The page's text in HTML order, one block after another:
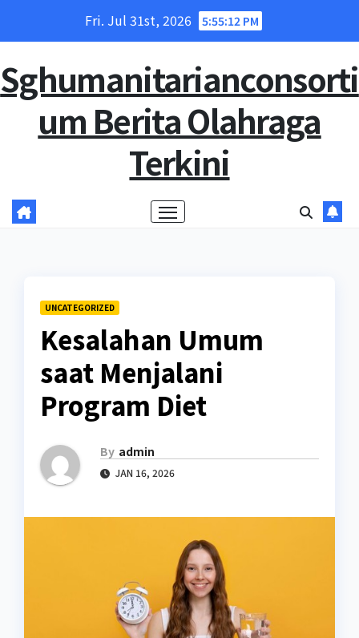
Fri. Jul 31st, 2026 5:55:13 PM
Sghumanitarianconsorti
um Berita Olahraga
Terkini
UNCATEGORIZED
Kesalahan Umum
saat Menjalani
Program Diet
By admin
JAN 16, 2026